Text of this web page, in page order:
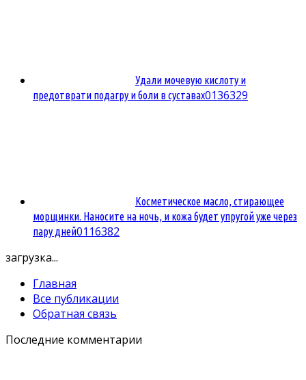
Удали мочевую кислоту и
предотврати подагру и боли в суставах0136329
Косметическое масло, стирающее
морщинки. Наносите на ночь, и кожа будет упругой уже через
пару дней0116382
загрузка...
Главная
Все публикации
Обратная связь
Последние комментарии